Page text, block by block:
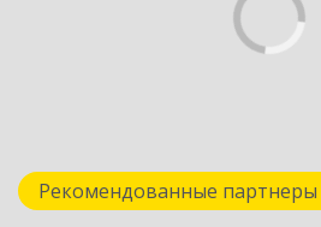
Рекомендованные партнеры